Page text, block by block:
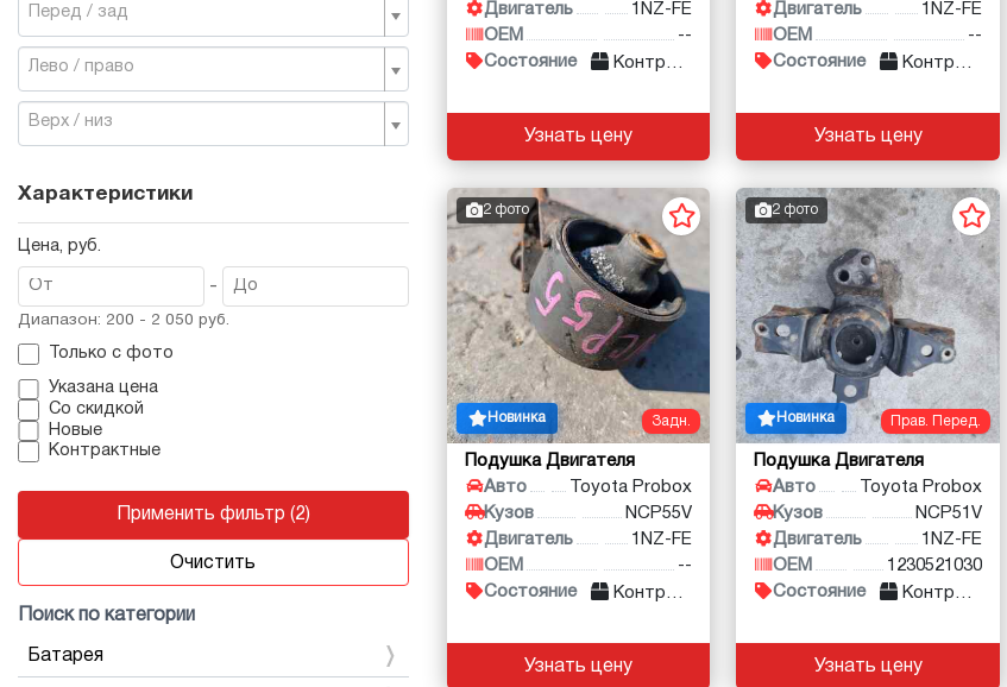
Перед / зад
Лево / право
Верх / низ
Характеристики
Цена, руб.
-
Диапазон: 200 - 2 050 руб.
Только с фото
Указана цена
Со скидкой
Новые
Контрактные
Применить фильтр (2)
Очистить
Поиск по категории
Батарея
Двигатель
1NZ-FE
OEM
--
Состояние
Контракт
Узнать цену
Двигатель
1NZ-FE
OEM
--
Состояние
Контракт
Узнать цену
Задн.
2 фото
Новинка
Подушка Двигателя
Авто
Toyota Probox
Кузов
NCP55V
Двигатель
1NZ-FE
OEM
--
Состояние
Контракт
Узнать цену
Прав. Перед.
2 фото
Новинка
Подушка Двигателя
Авто
Toyota Probox
Кузов
NCP51V
Двигатель
1NZ-FE
OEM
1230521030
Состояние
Контракт
Узнать цену